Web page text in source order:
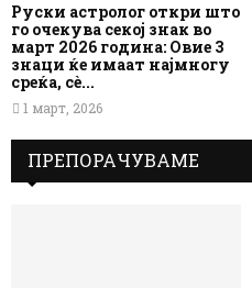
Руски астролог откри што
го очекува секој знак во
март 2026 година: Овие 3
знаци ќе имаат најмногу
среќа, сè...
1 март, 2026
ПРЕПОРАЧУВАМЕ